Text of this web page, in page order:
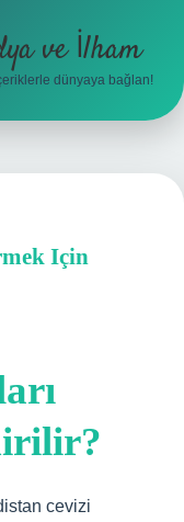
ve İlham
dünyaya bağlan!
Için
cevizi